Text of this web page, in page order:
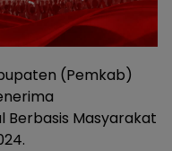
(Pemkab)
Berbasis Masyarakat